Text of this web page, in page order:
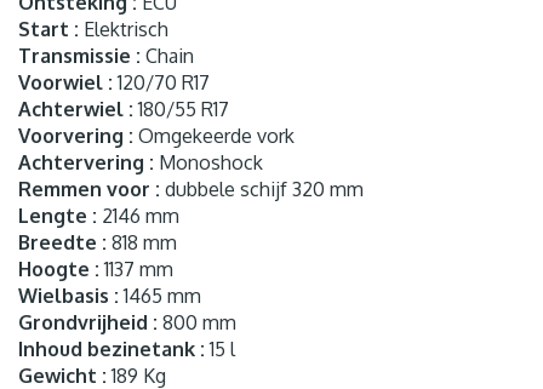
Start : Elektrisch
Transmissie : Chain
Voorwiel : 120/70 R17
Achterwiel : 180/55 R17
Voorvering : Omgekeerde vork
Achtervering : Monoshock
Remmen voor : dubbele schijf 320 mm
Lengte : 2146 mm
Breedte : 818 mm
Hoogte : 1137 mm
Wielbasis : 1465 mm
Grondvrijheid : 800 mm
Inhoud bezinetank : 15 l
Gewicht : 189 Kg